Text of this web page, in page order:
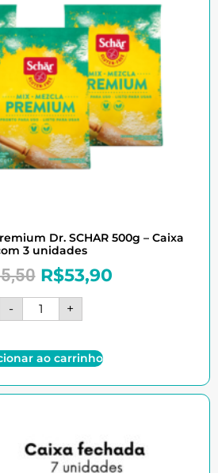
Dr. SCHAR 500g – Caixa
3 unidades
R$53,90
- +
ao carrinho